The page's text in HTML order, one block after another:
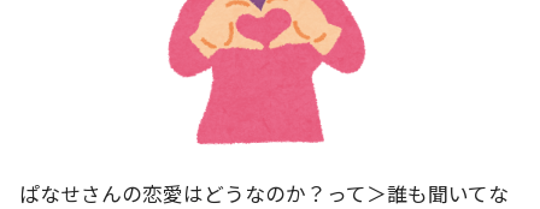
ぱなせさんの恋愛はどうなのか？って＞誰も聞いてな